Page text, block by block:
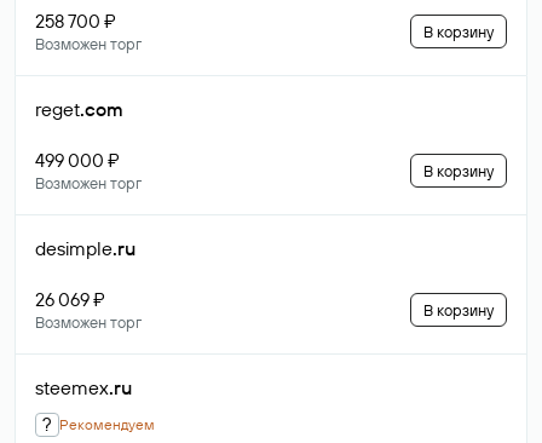
258 700 ₽
Возможен торг
В корзину
reget.com
499 000 ₽
Возможен торг
В корзину
desimple.ru
26 069 ₽
Возможен торг
В корзину
steemex.ru
? Рекомендуем